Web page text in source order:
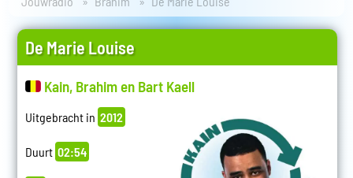
De Marie Louise
Kain, Brahim en Bart Kaell
Uitgebracht in 2012
Duurt 02:54